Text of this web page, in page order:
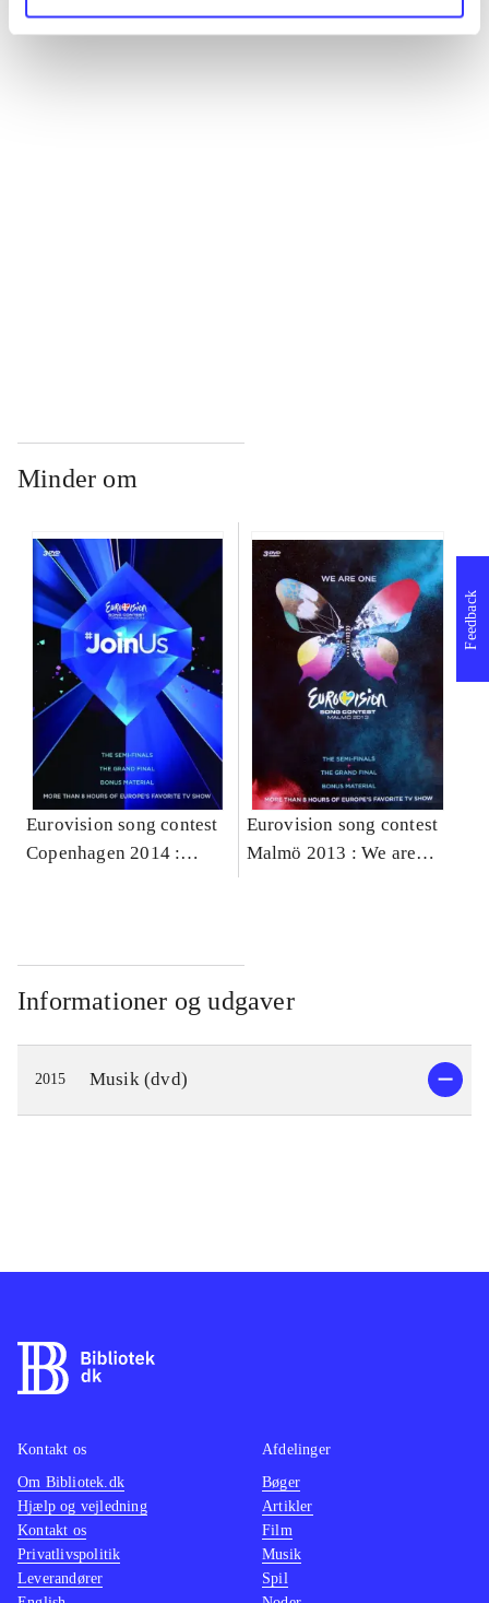
Minder om
Eurovision song contest
Copenhagen 2014 :
Eurovision song contest
Malmö 2013 : We are
Informationer og udgaver
2015 Musik (dvd)
Feedback
Kontakt os
Om Bibliotek.dk
Hjælp og vejledning
Kontakt os
Privatlivspolitik
Leverandører
Afdelinger
Bøger
Artikler
Film
Musik
Spil